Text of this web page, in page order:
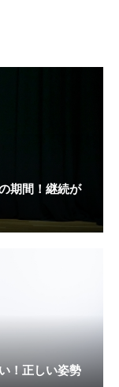
期間！継続が
！正しい姿勢